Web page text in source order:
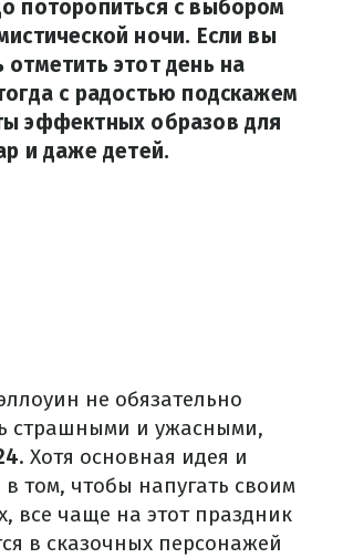
поторопиться с выбором
ночи. Если вы
отметить этот день на
с радостью подскажем
эффектных образов для
и даже детей.
не обязательно
страшными и ужасными,
. Хотя основная идея и
в том, чтобы напугать своим
все чаще на этот праздник
в сказочных персонажей